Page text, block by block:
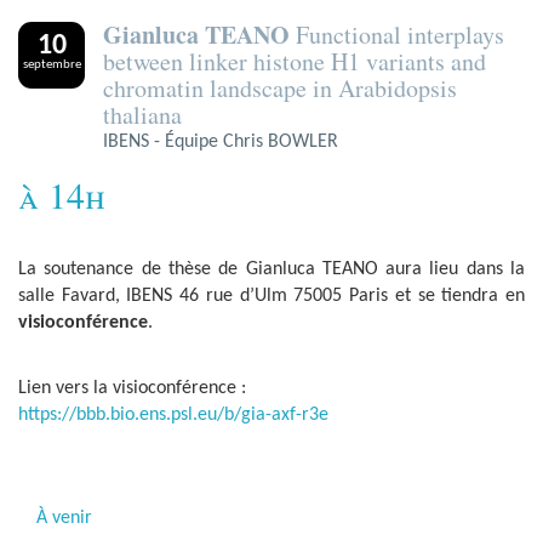
10
septembre
Gianluca TEANO Functional interplays
between linker histone H1 variants and
chromatin landscape in Arabidopsis
thaliana
IBENS - Équipe Chris BOWLER
à 14h
La soutenance de thèse de Gianluca TEANO aura lieu dans la
salle Favard, IBENS 46 rue d’Ulm 75005 Paris et se tiendra en
visioconférence.
Lien vers la visioconférence :
https://bbb.bio.ens.psl.eu/b/gia-axf-r3e
À venir